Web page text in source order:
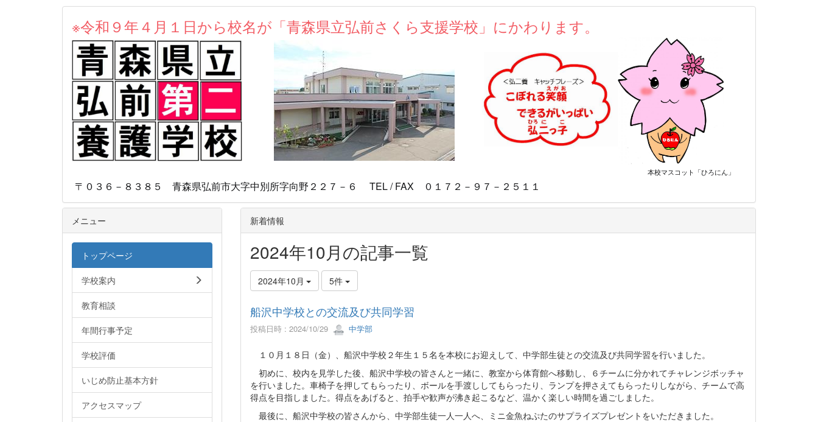
※令和９年４月１日から校名が「青森県立弘前さくら支援学校」にかわります。
本校マスコット 「ひろにん」
〒０３６－８３８５ 青森県弘前市大字中別所字向野２２７－６ TEL / FAX ０１７２－９７－２５１１
新着情報
2024年10月の記事一覧
2024年10月 5件
船沢中学校との交流及び共同学習
投稿日時 : 2024/10/29 中学部
１０月１８日（金）、船沢中学校２年生１５名を本校にお迎えして、中学部生徒との交流及び共同学習を行いました。
初めに、校内を見学した後、船沢中学校の皆さんと一緒に、教室から体育館へ移動し、６チームに分かれてチャレンジボッチャ
を行いました。車椅子を押してもらったり、ボールを手渡ししてもらったり、ランプを押さえてもらったりしながら、チームで高
得点を目指しました。得点をあげると、拍手や歓声が沸き起こるなど、温かく楽しい時間を過ごしました。
最後に、船沢中学校の皆さんから、中学部生徒一人一人へ、ミニ金魚ねぷたのサプライズプレゼントをいただきました。
メニュー
トップページ
学校案内
教育相談
年間行事予定
学校評価
いじめ防止基本方針
アクセスマップ